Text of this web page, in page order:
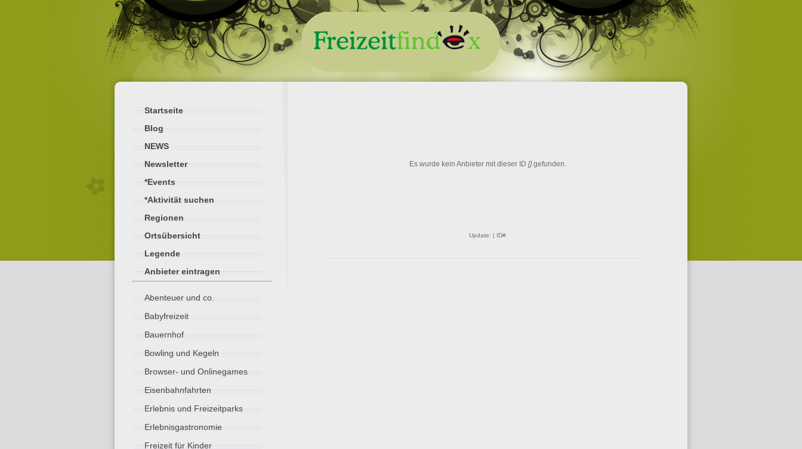
Startseite
Blog
NEWS
Newsletter
*Events
*Aktivität suchen
Regionen
Ortsübersicht
Legende
Anbieter eintragen
Abenteuer und co.
Babyfreizeit
Bauernhof
Bowling und Kegeln
Browser- und Onlinegames
Eisenbahnfahrten
Erlebnis und Freizeitparks
Erlebnisgastronomie
Freizeit für Kinder
Es wurde kein Anbieter mit dieser ID []gefunden.
Update: | ID#